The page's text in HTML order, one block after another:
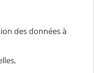
des données à